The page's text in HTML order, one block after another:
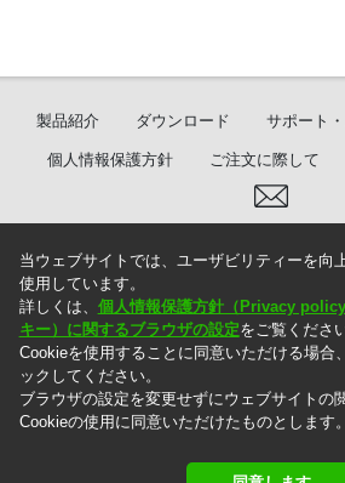
当ウェブサイトでは、ユーザビリティーを向
使用しています。
詳しくは、 個人情報保護方針（Privacy policy
キー）に関するブラウザの設定をご覧ください
Cookieを使用することに同意いただける場合
ックしてください。
ブラウザの設定を変更せずにウェブサイトの
Cookieの使用に同意いただけたものとします。
製品紹介 ダウンロード サポート
個人情報保護方針 ご注文に際して
＊. 本ウェブサイト上に掲載されている情報は、掲載した
お断りなしに変更することがありますのでご了承くだ
＊. 本ウェブサイト上の表示価格には消費税は含まれてお
税を別途頂戴いたします。